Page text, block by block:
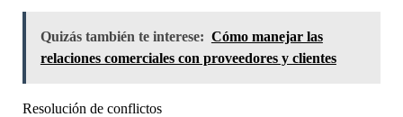
Quizás también te interese: Cómo manejar las
relaciones comerciales con proveedores y clientes
Resolución de conflictos